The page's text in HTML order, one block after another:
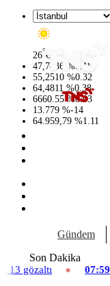
26°C
47,7436 %0.18
55,2510 %0.32
64,4811 %0.38
6660.55 %0.03
13.779 %-14
64.959,79 %1.11
Gündem
Son Dakika
07:59Japonya'da aşırı